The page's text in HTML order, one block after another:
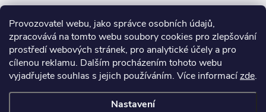
Provozovatel webu, jako správce osobních údajů,
zpracovává na tomto webu soubory cookies pro zlepšování
prostředí webových stránek, pro analytické účely a pro
cílenou reklamu. Dalším procházením tohoto webu
vyjadřujete souhlas s jejich používáním. Více informacízde.
Nastavení